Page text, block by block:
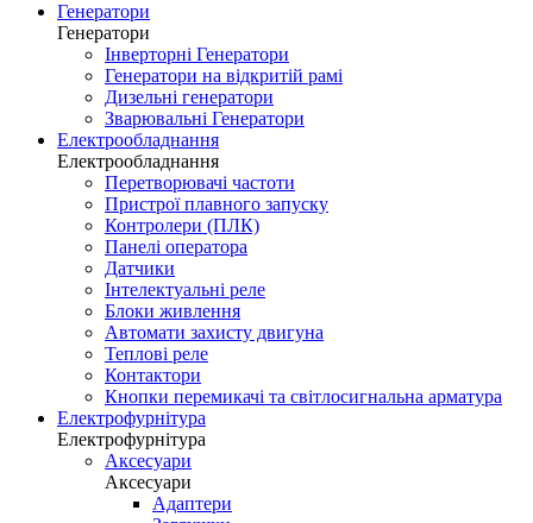
Генератори
Генератори
Інверторні Генератори
Генератори на відкритій рамі
Дизельні генератори
Зварювальні Генератори
Електрообладнання
Електрообладнання
Перетворювачі частоти
Пристрої плавного запуску
Контролери (ПЛК)
Панелі оператора
Датчики
Інтелектуальні реле
Блоки живлення
Автомати захисту двигуна
Теплові реле
Контактори
Кнопки перемикачі та світлосигнальна арматура
Електрофурнітура
Електрофурнітура
Аксесуари
Аксесуари
Адаптери